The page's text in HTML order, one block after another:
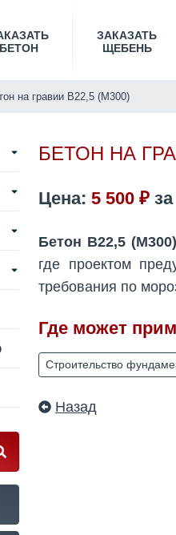
БЕТОН
ЗАКАЗАТЬ
ЩЕБЕНЬ
на гравии B22,5 (М300)
БЕТОН НА
Цена: 5 500 ₽ за
Бетон B22,5
где проектом
требования по
Где может
Строительство
Назад